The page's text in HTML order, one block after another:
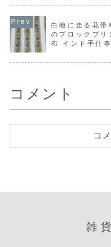
リマで購入インド
統的な手仕事「ブ
ロックプリント」
で仕立てられたコ
ットン生地です。
ブロックプリント
売
リマで
ロック
で仕立
ットン
白地に走る花帯
のブロックプリ
布 インド手仕事
110cm・50cm
コメント
コ
雑